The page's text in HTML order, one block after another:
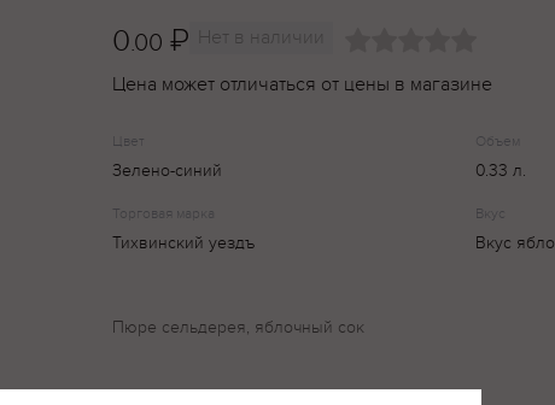
0.00 ₽ Нет в наличии
Цена может отличаться от цены в магазине
Цвет
Зелено-синий
Объем
0.33 л.
Торговая марка
Тихвинский уездъ
Вкус
Вкус
Пюре сельдерея, яблочный сок